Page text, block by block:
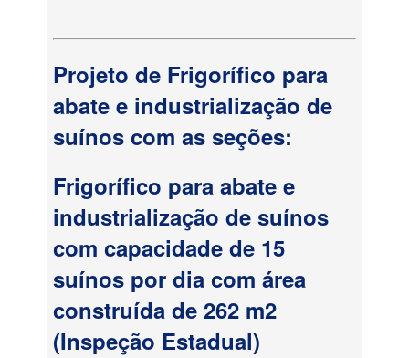
Projeto de Frigorífico para
abate e industrialização de
suínos com as seções:
Frigorífico para abate e
industrialização de suínos
com capacidade de 15
suínos por dia com área
construída de 262 m2
(Inspeção Estadual)